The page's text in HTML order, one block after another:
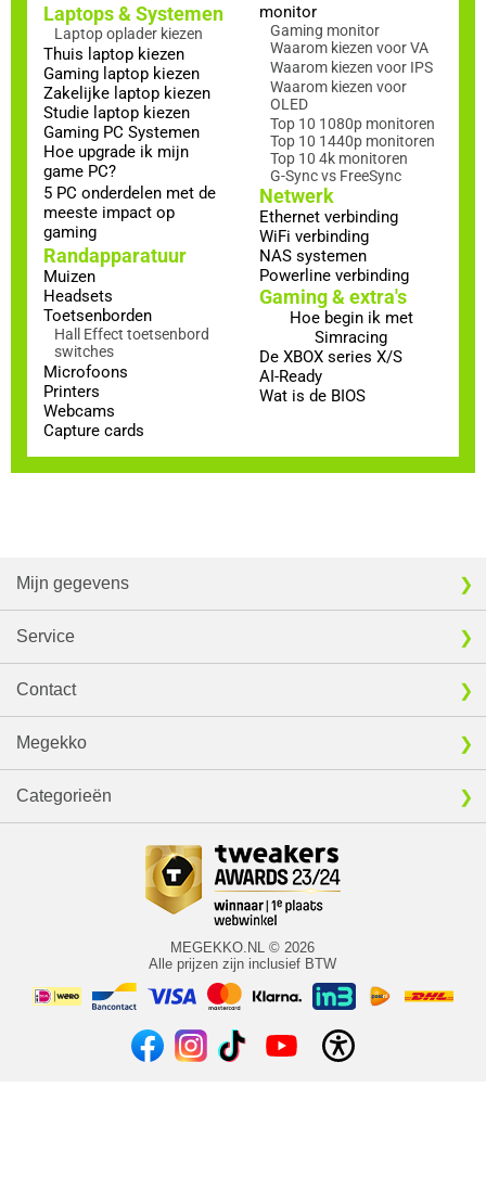
Laptops & Systemen
Laptop oplader kiezen
Thuis laptop kiezen
Gaming laptop kiezen
Zakelijke laptop kiezen
Studie laptop kiezen
Gaming PC Systemen
Hoe upgrade ik mijn
game PC?
5 PC onderdelen met de
meeste impact op
gaming
Randapparatuur
Muizen
Headsets
Toetsenborden
Hall Effect toetsenbord
switches
Microfoons
Printers
Webcams
Capture cards
monitor
Gaming monitor
Waarom kiezen voor VA
Waarom kiezen voor IPS
Waarom kiezen voor
OLED
Top 10 1080p monitoren
Top 10 1440p monitoren
Top 10 4k monitoren
G-Sync vs FreeSync
Netwerk
Ethernet verbinding
WiFi verbinding
NAS systemen
Powerline verbinding
Gaming & extra's
Hoe begin ik met
Simracing
De XBOX series X/S
AI-Ready
Wat is de BIOS
Mijn gegevens
Service
Contact
Megekko
Categorieën
MEGEKKO.NL © 2026
Alle prijzen zijn inclusief BTW